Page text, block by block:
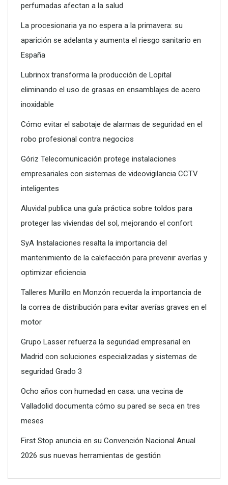
perfumadas afectan a la salud
La procesionaria ya no espera a la primavera: su
aparición se adelanta y aumenta el riesgo sanitario en
España
Lubrinox transforma la producción de Lopital
eliminando el uso de grasas en ensamblajes de acero
inoxidable
Cómo evitar el sabotaje de alarmas de seguridad en el
robo profesional contra negocios
Góriz Telecomunicación protege instalaciones
empresariales con sistemas de videovigilancia CCTV
inteligentes
Aluvidal publica una guía práctica sobre toldos para
proteger las viviendas del sol, mejorando el confort
SyA Instalaciones resalta la importancia del
mantenimiento de la calefacción para prevenir averías y
optimizar eficiencia
Talleres Murillo en Monzón recuerda la importancia de
la correa de distribución para evitar averías graves en el
motor
Grupo Lasser refuerza la seguridad empresarial en
Madrid con soluciones especializadas y sistemas de
seguridad Grado 3
Ocho años con humedad en casa: una vecina de
Valladolid documenta cómo su pared se seca en tres
meses
First Stop anuncia en su Convención Nacional Anual
2026 sus nuevas herramientas de gestión